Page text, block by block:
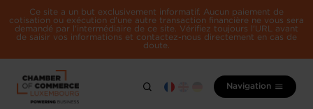
Ce site a un but exclusivement informatif. Aucun paiement de
cotisation ou exécution d'une autre transaction financière ne vous sera
demandé par l'intermédiaire de ce site. Vérifiez toujours l'URL avant
de saisir vos informations et contactez-nous directement en cas de
doute.
Navigation